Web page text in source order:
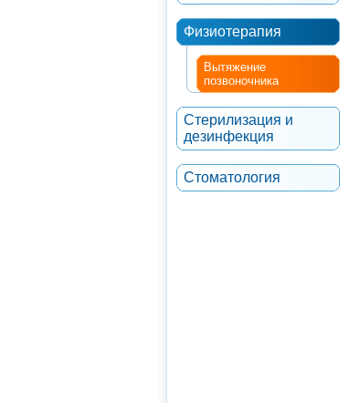
Физиотерапия
Вытяжение
позвоночника
Стерилизация и
дезинфекция
Стоматология